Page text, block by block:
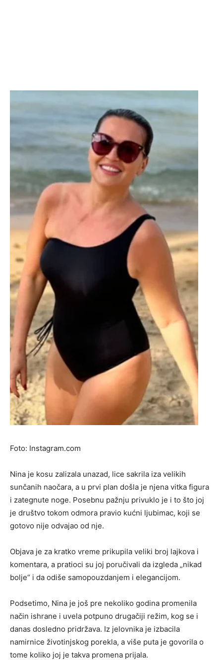
Foto: Instagram.com
Nina je kosu zalizala unazad, lice sakrila iza velikih
sunčanih naočara, a u prvi plan došla je njena vitka figura
i zategnute noge. Posebnu pažnju privuklo je i to što joj
je društvo tokom odmora pravio kućni ljubimac, koji se
gotovo nije odvajao od nje.
Objava je za kratko vreme prikupila veliki broj lajkova i
komentara, a pratioci su joj poručivali da izgleda „nikad
bolje“ i da odiše samopouzdanjem i elegancijom.
Podsetimo, Nina je još pre nekoliko godina promenila
način ishrane i uvela potpuno drugačiji režim, kog se i
danas dosledno pridržava. Iz jelovnika je izbacila
namirnice životinjskog porekla, a više puta je govorila o
tome koliko joj je takva promena prijala.